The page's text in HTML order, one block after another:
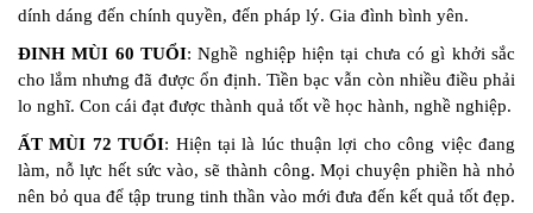
dính dáng đến chính quyền, đến pháp lý. Gia đình bình yên.
ĐINH MÙI 60 TUỔI: Nghề nghiệp hiện tại chưa có gì khởi sắc
cho lắm nhưng đã được ổn định. Tiền bạc vẫn còn nhiều điều phải
lo nghĩ. Con cái đạt được thành quả tốt về học hành, nghề nghiệp.
ẤT MÙI 72 TUỔI: Hiện tại là lúc thuận lợi cho công việc đang
làm, nỗ lực hết sức vào, sẽ thành công. Mọi chuyện phiền hà nhỏ
nên bỏ qua để tập trung tinh thần vào mới đưa đến kết quả tốt đẹp.